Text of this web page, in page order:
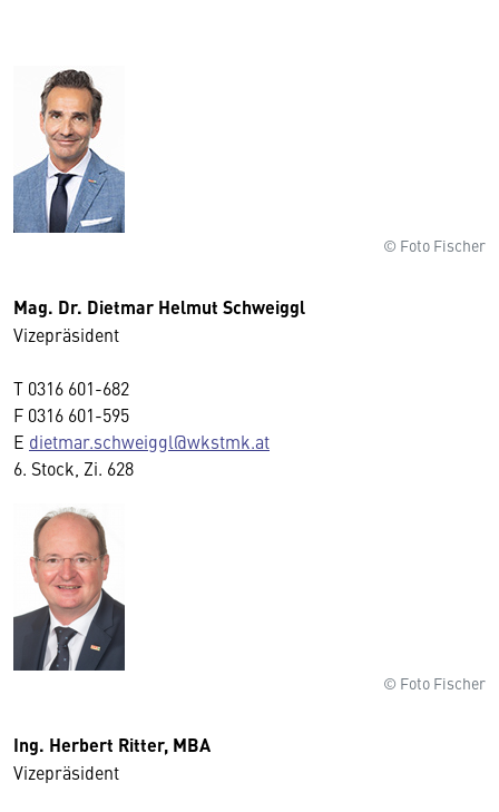
© Foto Fischer
Mag. Dr. Dietmar Helmut Schweiggl
Vizepräsident
T 0316 601-682
F 0316 601-595
E dietmar.schweiggl@wkstmk.at
6. Stock, Zi. 628
© Foto Fischer
Ing. Herbert Ritter, MBA
Vizepräsident